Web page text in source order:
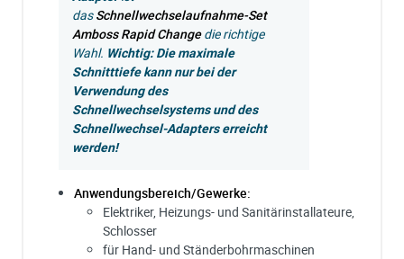
dasSchnellwechselaufnahme-Set
Amboss Rapid Changedie richtige
Wahl. Wichtig: Die maximale
Schnitttiefe kann nur bei der
Verwendung des
Schnellwechselsystems und des
Schnellwechsel-Adapters erreicht
werden!
Anwendungsbereich/Gewerke:
Elektriker, Heizungs- und Sanitärinstallateure,
Schlosser
für Hand- und Ständerbohrmaschinen